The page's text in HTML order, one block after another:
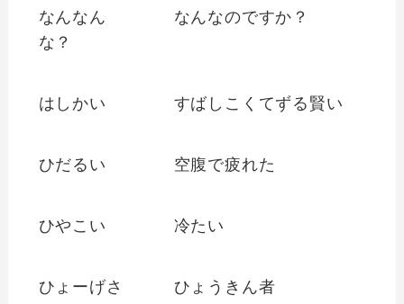
なんなん
な？
なんなのですか？
はしかい すばしこくてずる賢い
ひだるい 空腹で疲れた
ひやこい 冷たい
ひょーげさ
ひょうきん者